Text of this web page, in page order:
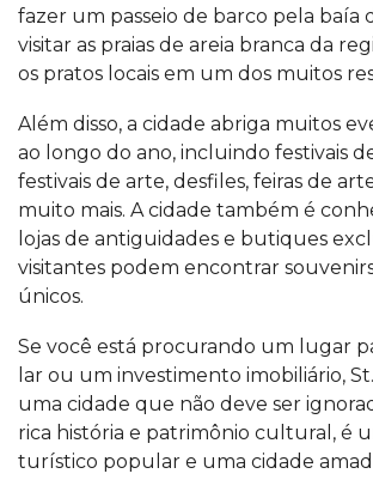
fazer um passeio de barco pela baía
visitar as praias de areia branca da
os pratos locais em um dos muitos
Além disso, a cidade abriga muitos
ao longo do ano, incluindo festivais
festivais de arte, desfiles, feiras de
muito mais. A cidade também é
lojas de antiguidades e butiques
visitantes podem encontrar
únicos.
Se você está procurando um lugar
lar ou um investimento imobiliário,
uma cidade que não deve ser
rica história e patrimônio cultural, é
turístico popular e uma cidade